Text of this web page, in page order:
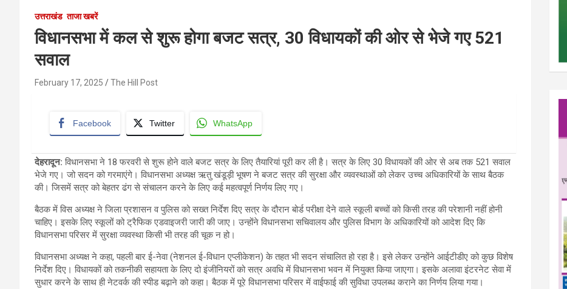
उत्तराखंड ताजा खबरें
विधानसभा में कल से शुरू होगा बजट सत्र, 30 विधायकों की ओर से भेजे गए 521
सवाल
February 17, 2025 The Hill Post
Facebook Twitter WhatsApp
देहरादून:विधानसभा ने 18 फरवरी से शुरू होने वाले बजट सत्र के लिए तैयारियां पूरी कर ली है। सत्र के लिए 30 विधायकों की ओर से अब तक 521 सवाल
भेजे गए। जो सदन को गरमाएंगे। विधानसभा अध्यक्ष ऋतु खंडूड़ी भूषण ने बजट सत्र की सुरक्षा और व्यवस्थाओं को लेकर उच्च अधिकारियों के साथ बैठक
की। जिसमें सत्र को बेहतर ढंग से संचालन करने के लिए कई महत्वपूर्ण निर्णय लिए गए।
बैठक में विस अध्यक्ष ने जिला प्रशासन व पुलिस को सख्त निर्देश दिए सत्र के दौरान बोर्ड परीक्षा देने वाले स्कूली बच्चों को किसी तरह की परेशानी नहीं होनी
चाहिए। इसके लिए स्कूलों को ट्रैफिक एडवाइजरी जारी की जाए। उन्होंने विधानसभा सचिवालय और पुलिस विभाग के अधिकारियों को आदेश दिए कि
विधानसभा परिसर में सुरक्षा व्यवस्था किसी भी तरह की चूक न हो।
विधानसभा अध्यक्ष ने कहा, पहली बार ई-नेवा (नेशनल ई-विधान एप्लीकेशन) के तहत भी सदन संचालित हो रहा है। इसे लेकर उन्होंने आईटीडीए को कुछ विशेष
निर्देश दिए। विधायकों को तकनीकी सहायता के लिए दो इंजीनियरों को सत्र अवधि में विधानसभा भवन में नियुक्त किया जाएगा। इसके अलावा इंटरनेट सेवा में
सुधार करने के साथ ही नेटवर्क की स्पीड बढ़ाने को कहा। बैठक में पूरे विधानसभा परिसर में वाईफाई की सुविधा उपलब्ध कराने का निर्णय लिया गया।